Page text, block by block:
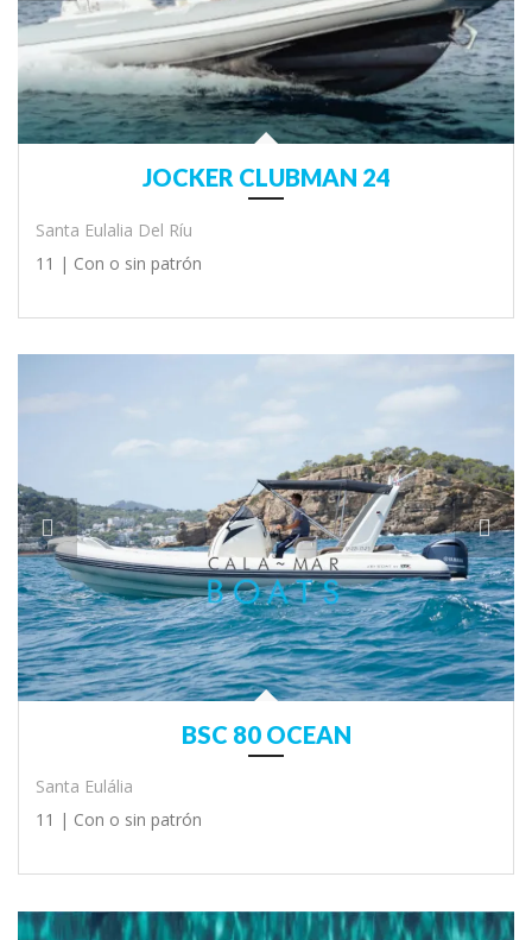
JOCKER CLUBMAN 24
Santa Eulalia Del Ríu
11 | Con o sin patrón
BSC 80 OCEAN
Santa Eulália
11 | Con o sin patrón